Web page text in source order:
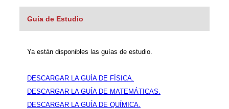
Guía de Estudio
Ya están disponibles las guías de estudio.
DESCARGAR LA GUÍA DE FÍSICA.
DESCARGAR LA GUÍA DE MATEMÁTICAS.
DESCARGAR LA GUÍA DE QUÍMICA.